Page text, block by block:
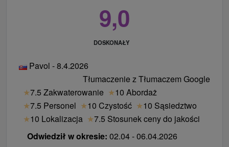
9,0
DOSKONAŁY
Pavol - 8.4.2026
Tłumaczenie z Tłumaczem Google
★7.5 Zakwaterowanie ★10 Abordaż
★7.5 Personel ★10 Czystość ★10 Sąsiedztwo
★10 Lokalizacja ★7.5 Stosunek ceny do jakości
Odwiedził w okresie: 02.04 - 06.04.2026